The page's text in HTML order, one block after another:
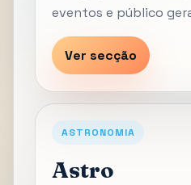
eventos e público
Ver secção
ASTRONOMIA
Astro